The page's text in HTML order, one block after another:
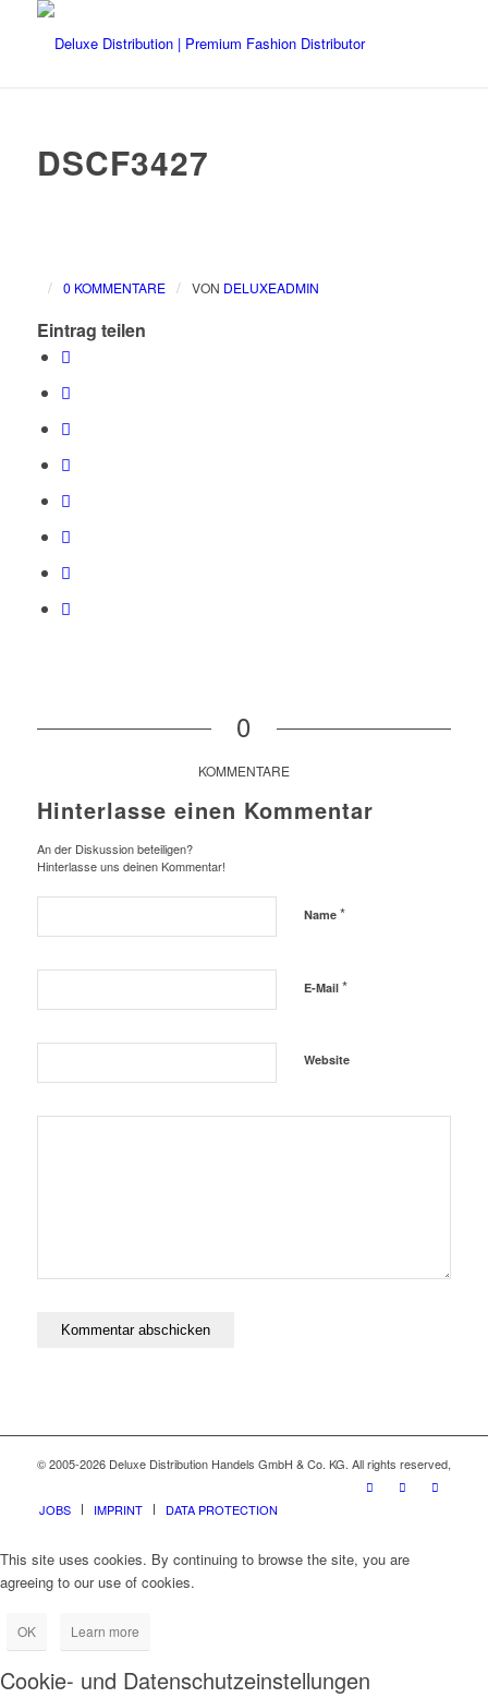
DSCF3427
/ 0 KOMMENTARE / VON DELUXEADMIN
Eintrag teilen
0
KOMMENTARE
Hinterlasse einen Kommentar
An der Diskussion beteiligen?
Hinterlasse uns deinen Kommentar!
Name *
E-Mail *
Website
© 2005-2026 Deluxe Distribution Handels GmbH & Co. KG. All rights reserved,
JOBS IMPRINT DATA PROTECTION
This site uses cookies. By continuing to browse the site, you are
agreeing to our use of cookies.
OK Learn more
Cookie- und Datenschutzeinstellungen